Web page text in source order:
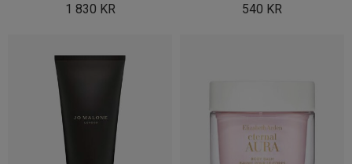
1 830 KR
540 KR